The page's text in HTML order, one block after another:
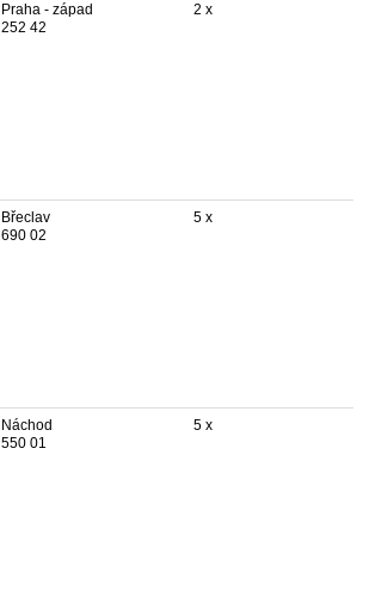
Praha - západ
252 42
2 x
Břeclav
690 02
5 x
Náchod
550 01
5 x